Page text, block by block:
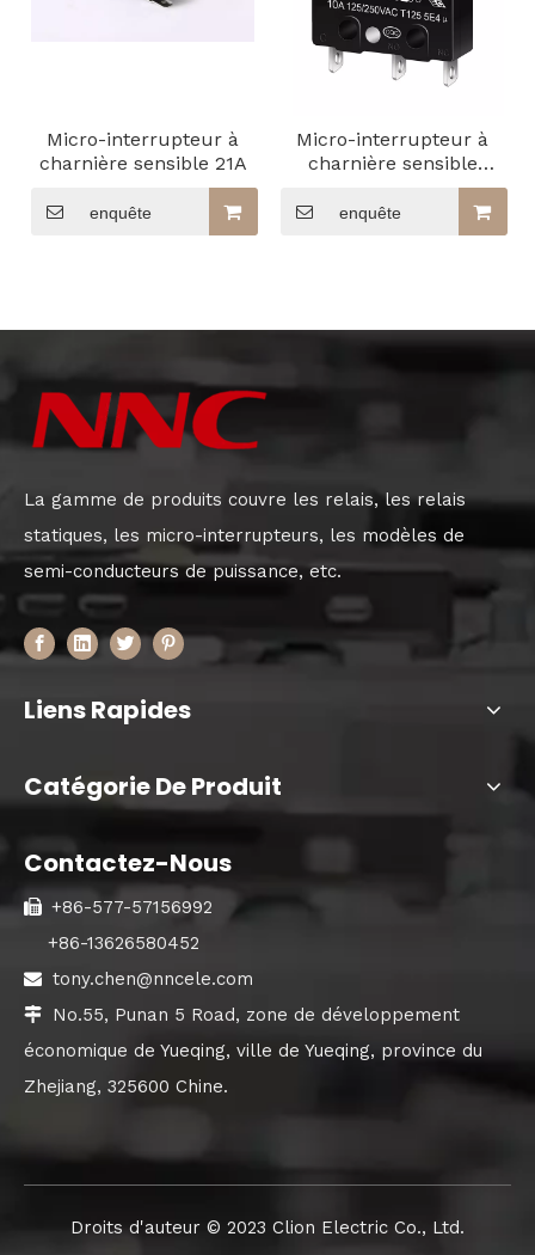
Micro-interrupteur à
charnière sensible 21A
enquête
Micro-interrupteur à
charnière sensible
enquête
La gamme de produits couvre les relais, les relais
statiques, les micro-interrupteurs, les modèles de
semi-conducteurs de puissance, etc.
Liens Rapides
Catégorie De Produit
Contactez-Nous
 +86-577-57156992
+86-13626580452
 tony.chen@nncele.com

No.55, Punan 5 Road, zone de développement
économique de Yueqing, ville de Yueqing, province du
Zhejiang, 325600 Chine.
Droits d'auteur ©️ 2023 Clion Electric Co., Ltd.